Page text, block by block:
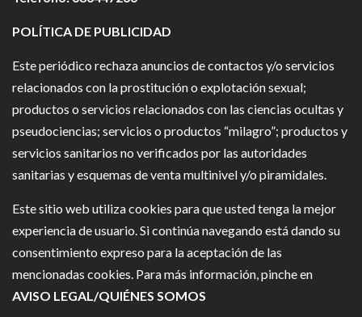
POLÍTICA DE PUBLICIDAD
Este periódico rechaza anuncios de contactos y/o servicios
relacionados con la prostitución o explotación sexual;
productos o servicios relacionados con las ciencias ocultas y
pseudociencias; servicios o productos “milagro”; productos y
servicios sanitarios no verificados por las autoridades
sanitarias y esquemas de venta multinivel y/o piramidales.
Este sitio web utiliza cookies para que usted tenga la mejor
experiencia de usuario. Si continúa navegando está dando su
consentimiento expreso para la aceptación de las
mencionadas cookies. Para más información, pinche en
AVISO LEGAL/QUIÉNES SOMOS